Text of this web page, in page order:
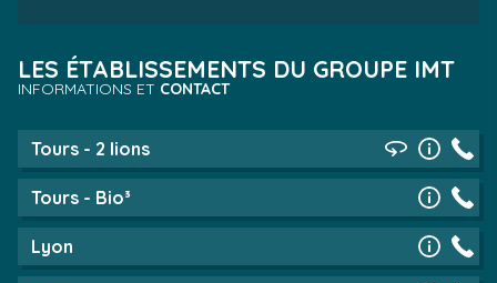
LES ÉTABLISSEMENTS DU GROUPE IMT
INFORMATIONS ET CONTACT
Tours - 2 lions
Tours - Bio³
Lyon